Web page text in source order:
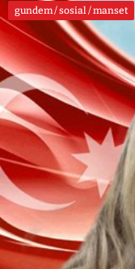
gundem / sosial / manset